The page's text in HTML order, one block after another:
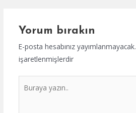
Yorum bırakın
E-posta hesabınız yayımlanmayacak.
işaretlenmişlerdir